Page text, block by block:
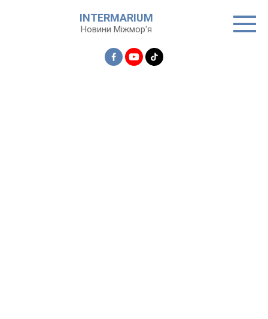
INTERMARIUM
Новини Міжмор'я